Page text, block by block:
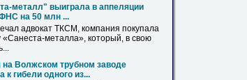
металл" выиграла в аппеляции
на 50 млн ...
адвокат ТКСМ, компания покупала
«Санеста-металла», который, в свою
на Волжском трубном заводе
к гибели одного из...